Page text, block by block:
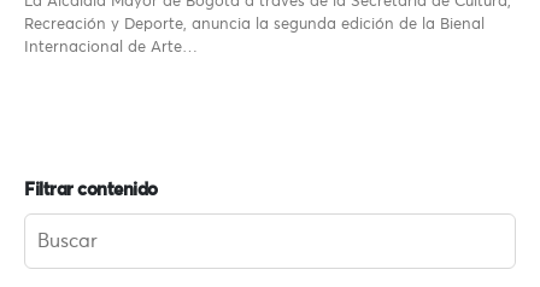
Recreación y Deporte, anuncia la segunda edición de la Bienal
Internacional de Arte…
Filtrar contenido